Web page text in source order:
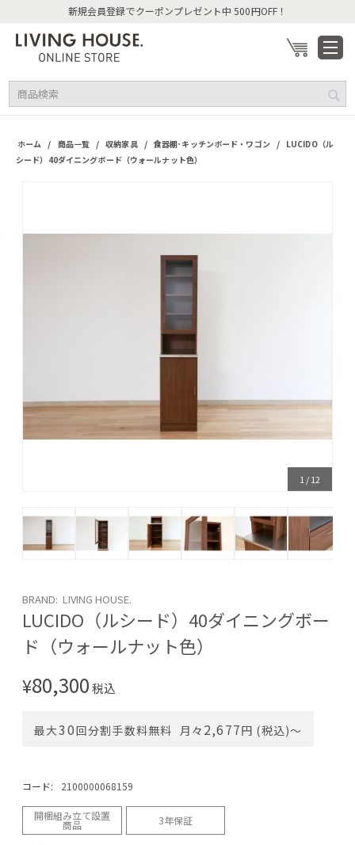
新規会員登録でクーポンプレゼント中 500円OFF！
ホーム / 商品一覧 / 収納家具 / 食器棚･キッチンボード・ワゴン /
LUCIDO（ル
シード）40ダイニングボード（ウォールナット色）
1 /12
BRAND: LIVING HOUSE.
LUCIDO（ルシード）40ダイニングボー
ド（ウォールナット色）
¥80,300税込
最大30回分割手数料無料 月々 2,677円 (税込)〜
コード: 2100000068159
開梱組み立て設置
商品 3年保証